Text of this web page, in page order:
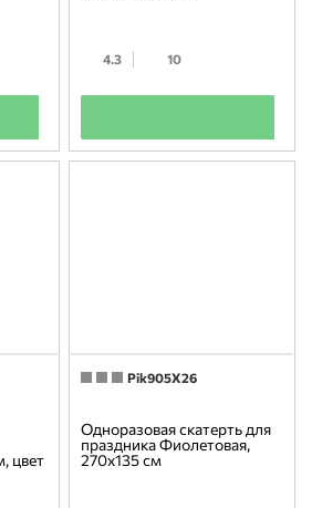
4.3 10
цвет
Pik905X26
Одноразовая скатерть для
праздника Фиолетовая,
270х135 см